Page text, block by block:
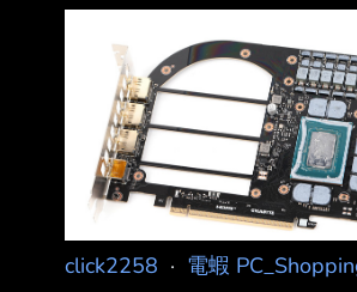
雙風扇/註五年), $33990 技嘉
RTX5070Ti INFINITY 16G
流雙風扇/註五年), $47990 技
RTX5080 INFINITY 16G
雙風扇/註五年), $61990
https://www.aorus.com/zh-
tw/explore/events/infin
click2258 · 電蝦